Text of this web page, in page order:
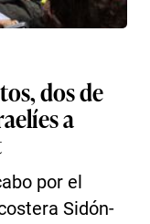
dos de
a
por el
Sidón-